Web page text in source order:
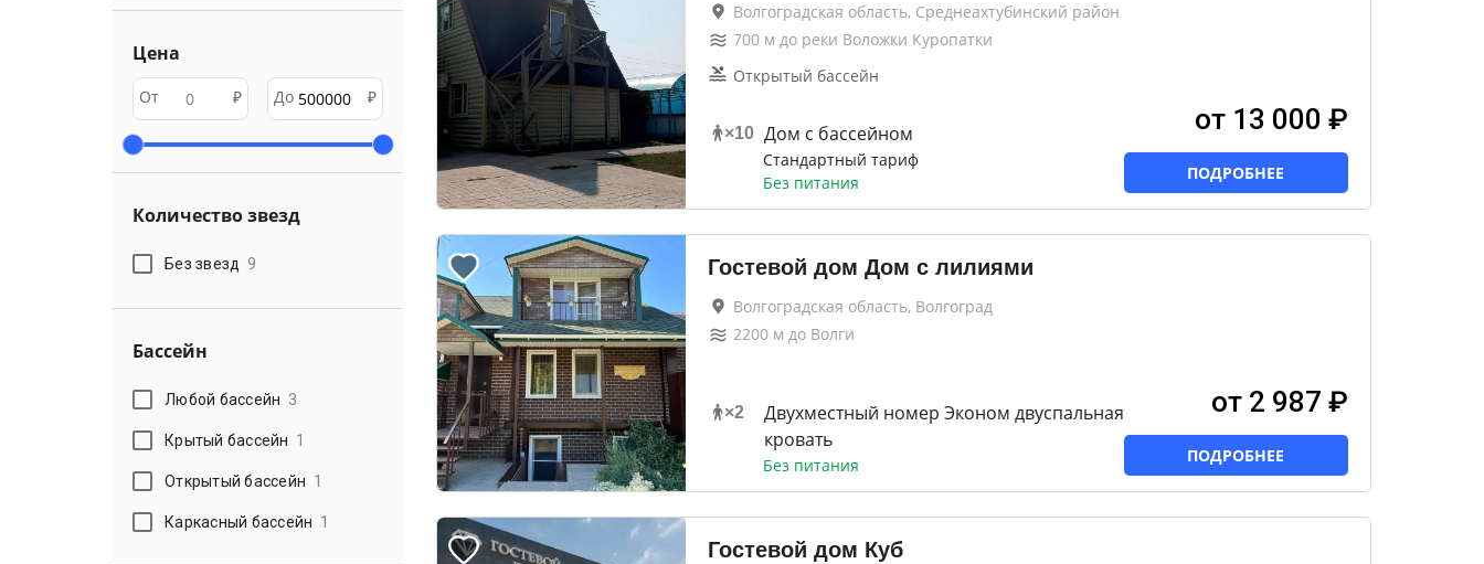
Цена
От ₽ До ₽
Количество звезд
Без звезд 9
Бассейн
Любой бассейн 3
Крытый бассейн 1
Открытый бассейн 1
Каркасный бассейн 1
Волгоградская область, Среднеахтубинский район
700м до реки Воложки Куропатки
Открытый бассейн
×10 Дом с бассейном
Стандартный тариф
Без питания
от 13 000 ₽
ПОДРОБНЕЕ
Гостевой дом Дом с лилиями
Волгоградская область, Волгоград
2200м до Волги
×2
Двухместный номер Эконом двуспальная
кровать
Без питания
от 2 987 ₽
ПОДРОБНЕЕ
Гостевой дом Куб